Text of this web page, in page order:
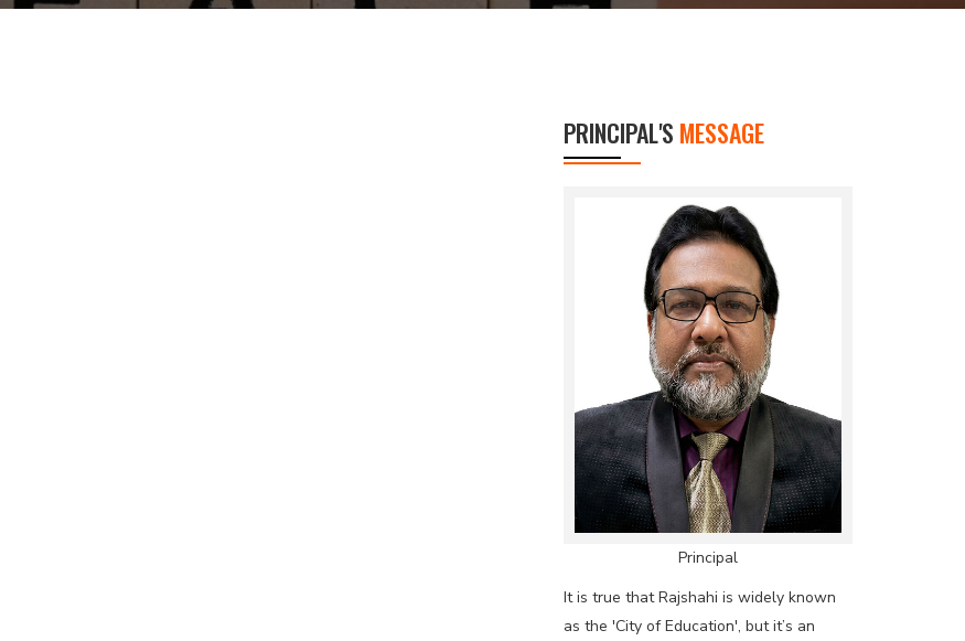
PRINCIPAL'S MESSAGE
Principal
It is true that Rajshahi is widely known
as the 'City of Education', but it’s an